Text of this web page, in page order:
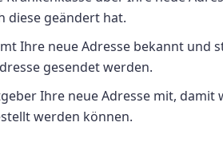
diese geändert hat.
Ihre neue Adresse bekannt und
gesendet werden.
Ihre neue Adresse mit,
werden können.